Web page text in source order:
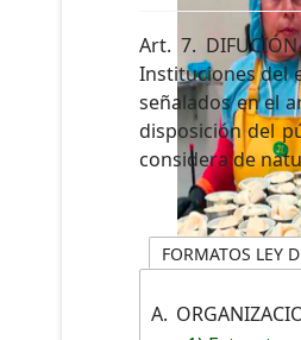
Art. 7.
Instituciones del
señalados en el
disposición del
considera de
FORMATOS LEY
A.